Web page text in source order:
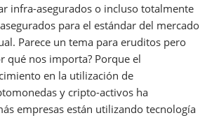
infra-asegurados o incluso totalmente
para el estándar del mercado
Parece un tema para eruditos pero
qué nos importa? Porque el
en la utilización de
y cripto-activos ha
empresas están utilizando tecnología